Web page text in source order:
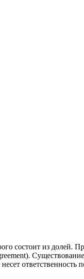
состоит из долей.
ответственность